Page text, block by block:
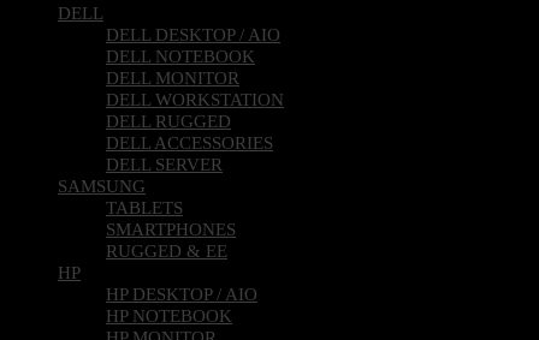
DELL
DELL DESKTOP / AIO
DELL NOTEBOOK
DELL MONITOR
DELL WORKSTATION
DELL RUGGED
DELL ACCESSORIES
DELL SERVER
SAMSUNG
TABLETS
SMARTPHONES
RUGGED & EE
HP
HP DESKTOP / AIO
HP NOTEBOOK